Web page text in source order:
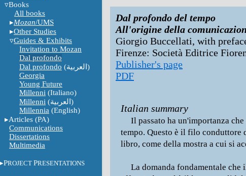
Books
All books
Mozan/UMS
Other Studies
Guides & Exhibits
Invitation to Mozan
Dal profondo
Dal profondo
(العربية)
Georgia
Young Future
Millenni (Italiano)
Millenni
(العربية)
Millennia (English)
Articles (PA)
Communications
Dissertations
Multimedia
PROJECT PRESENTATIONS
Dal profondo del tempo
All'origine della
Giorgio Buccellati, with
Firenze: Società Editrice
Publisher's page
PDF
Italian summary
Il passato ha un'importanza che
tempo. Questo è il filo conduttore
libro, come della mostra a cui si
La domanda fondamentale che